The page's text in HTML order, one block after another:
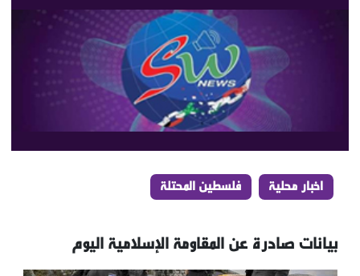
اخبار محلية فلسطين المحتلة
بيانات صادرة عن المقاومة الإسلامية اليوم